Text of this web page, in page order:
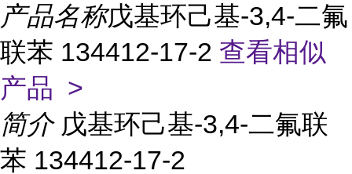
产品名称戊基环己基-3,4-二氟
联苯 134412-17-2 查看相似
产品 >
简介 戊基环己基-3,4-二氟联
苯 134412-17-2